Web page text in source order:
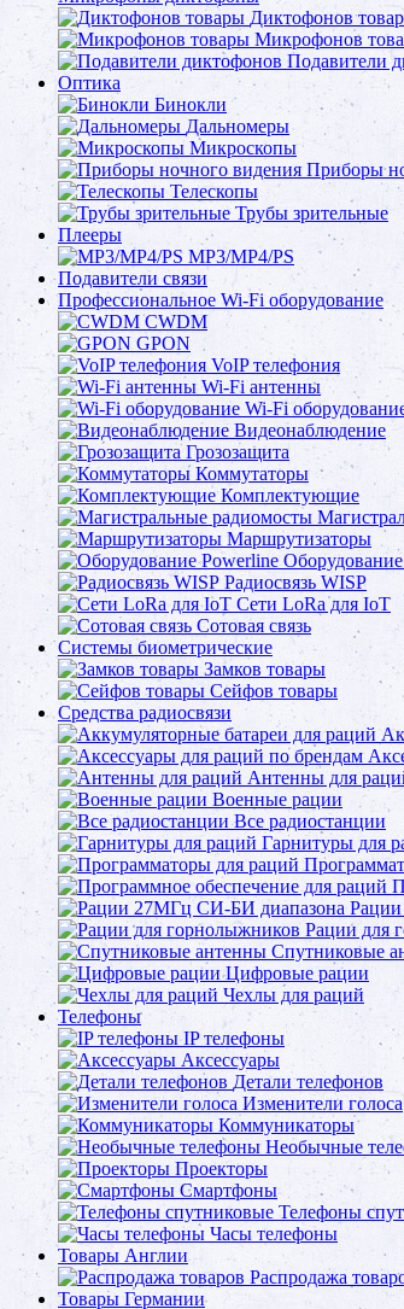
Диктофонов
Микрофонов
Подавители
Оптика
Бинокли
Дальномеры
Микроскопы
Приборы
Телескопы
Трубы зрительные
Плееры
MP3/MP4/PS
Подавители связи
Профессиональное Wi-Fi оборудование
CWDM
GPON
VoIP телефония
Wi-Fi антенны
Wi-Fi
Видеонаблюдение
Грозозащита
Коммутаторы
Комплектующие
Маршрутизаторы
Радиосвязь WISP
Сети LoRa для IoT
Сотовая связь
Системы биометрические
Замков товары
Сейфов товары
Средства радиосвязи
Антенны для
Военные рации
Все радиостанции
Гарнитуры для
Рации для
Спутниковые
Цифровые рации
Чехлы для раций
Телефоны
IP телефоны
Аксессуары
Детали телефонов
Изменители голоса
Коммуникаторы
Необычные
Проекторы
Смартфоны
Телефоны
Часы телефоны
Товары Англии
Распродажа
Товары Германии